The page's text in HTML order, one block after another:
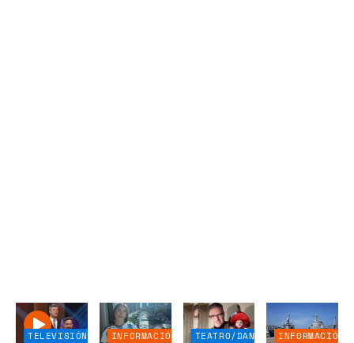
TELEVISIÓN
INFORMACIÓN
TEATRO/DANZA
INFORMACIÓN